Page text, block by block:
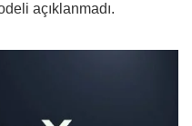
açıklanmadı.